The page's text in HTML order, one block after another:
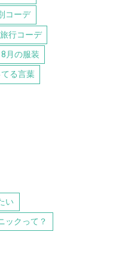
コーデ
旅行コーデ
8月の服装
る言葉
い
ックって？